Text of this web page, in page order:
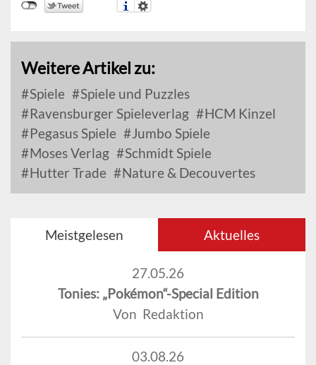
Weitere Artikel zu:
Spiele
Spiele und Puzzles
Ravensburger Spieleverlag
HCM Kinzel
Pegasus Spiele
Jumbo Spiele
Moses Verlag
Schmidt Spiele
Hutter Trade
Nature & Decouvertes
Meistgelesen Aktuelles
27.05.26
Tonies: „Pokémon“-Special Edition
Von Redaktion
03.08.26